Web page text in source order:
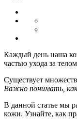
Каждый день наша
частью ухода за
Существует
Важно понимать,
В данной статье мы
кожи. Узнайте, как